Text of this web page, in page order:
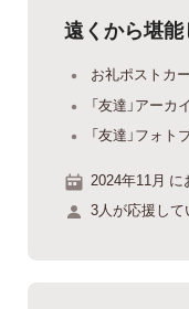
遠くから堪能
お礼ポストカ
「友達」アーカ
「友達」フォト
2024年11月 に
3人が応援して